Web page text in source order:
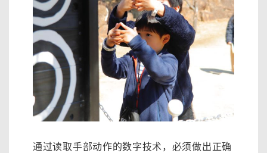
通过读取手部动作的数字技术，必须做出正确